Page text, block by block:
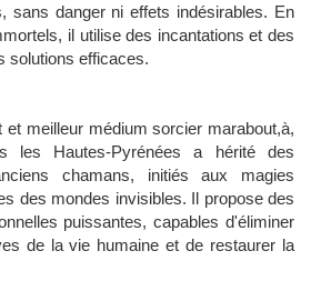
sans danger ni effets indésirables. En
il utilise des incantations et des
solutions efficaces.
meilleur médium sorcier marabout,à,
les Hautes-Pyrénées a hérité des
chamans, initiés aux magies
des mondes invisibles. Il propose des
puissantes, capables d'éliminer
de la vie humaine et de restaurer la